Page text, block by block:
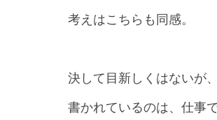
考えはこちらも同感。
決して目新しくはないが
書かれているのは、仕事